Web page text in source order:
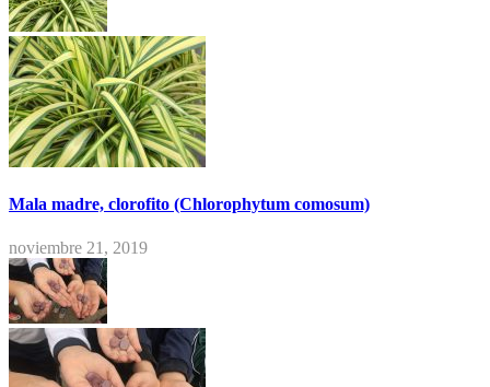
Mala madre, clorofito (Chlorophytum comosum)
noviembre 21, 2019